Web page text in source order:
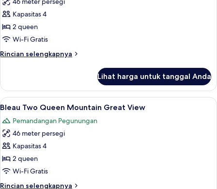
untuk
Bleau
Two
Queen
Best
Kapasitas 4
2 queen
Wi-Fi Gratis
Rincian selengkapnya
Rincian
Bleau
Two
Queen
Best
View
Lihat harga untuk tanggal Anda
Lihat
semua
foto
untuk
Bleau
Two
Queen
Seprai katun Mesir, seprai premium,
5
Bleau Two Queen Mountain Great View
Pemandangan Pegunungan
46 meter persegi
Kapasitas 4
2 queen
Wi-Fi Gratis
Rincian selengkapnya
Rincian